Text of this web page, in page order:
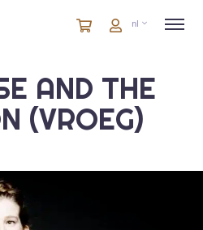
Winkelmandje
artikelen
Account
nl
AND THE
(VROEG)